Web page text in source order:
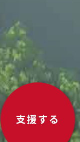
支援する